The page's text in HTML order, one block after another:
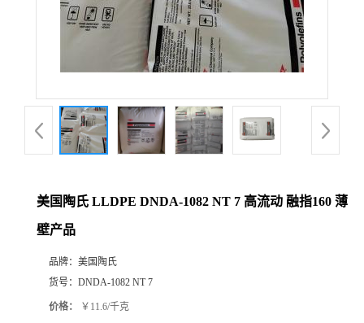
美国陶氏 LLDPE DNDA-1082 NT 7 高流动 融指160 薄
壁产品
品牌： 美国陶氏
货号： DNDA-1082 NT 7
价格： ￥11.6/千克